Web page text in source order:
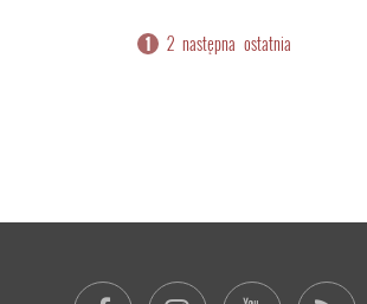
1 2 następna ostatnia